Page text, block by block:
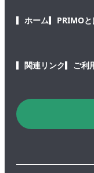
ホーム PRIMO
関連リンク ご利